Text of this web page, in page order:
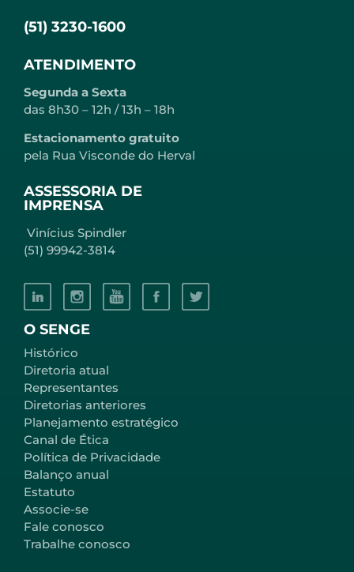
O SENGE
Histórico
Diretoria atual
Representantes
Diretorias anteriores
Planejamento estratégico
Canal de Ética
Política de Privacidade
Balanço anual
Estatuto
Associe-se
Fale conosco
Trabalhe conosco
(51) 3230-1600
ATENDIMENTO
Segunda a Sexta
das 8h30 – 12h / 13h – 18h
Estacionamento gratuito
pela Rua Visconde do Herval
ASSESSORIA DE
IMPRENSA
Vinícius Spindler
(51) 99942-3814